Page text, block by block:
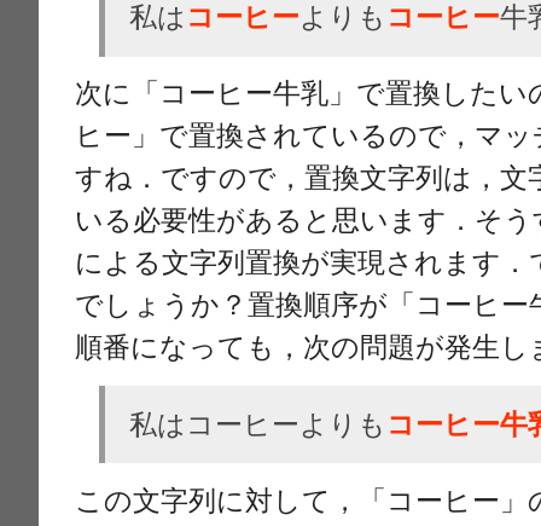
私は コーヒーよりも コーヒー牛
次に「コーヒー牛乳」で置換した
ヒー」で置換されているので，マ
すね．ですので，置換文字列は，文
いる必要性があると思います．そ
による文字列置換が実現されます
でしょうか？置換順序が「コーヒー
順番になっても，次の問題が発生し
私はコーヒーよりも コーヒー牛
この文字列に対して，「コーヒー